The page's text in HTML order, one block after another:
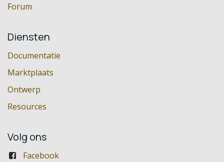
Forum
Diensten
Documentatie
Marktplaats
Ontwerp
Resources
Volg ons
Facebook